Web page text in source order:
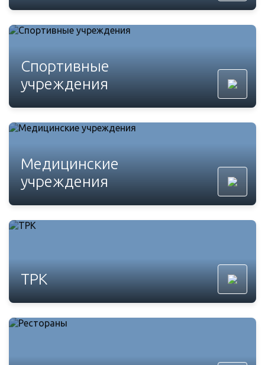
Спортивные
учреждения
Медицинские
учреждения
ТРК